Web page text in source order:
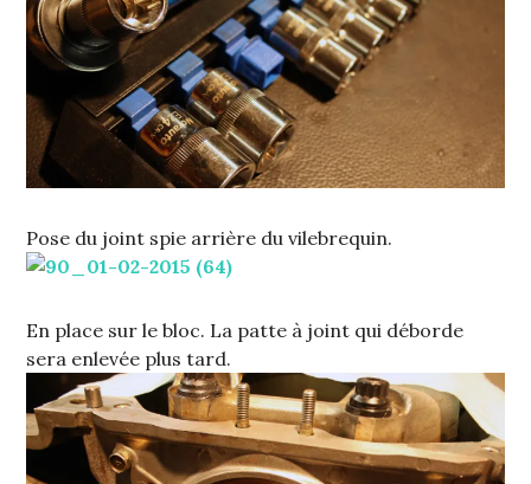
Pose du joint spie arrière du vilebrequin.
En place sur le bloc. La patte à joint qui déborde
sera enlevée plus tard.